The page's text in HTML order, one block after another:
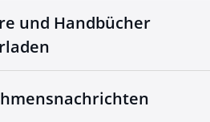
und Handbücher